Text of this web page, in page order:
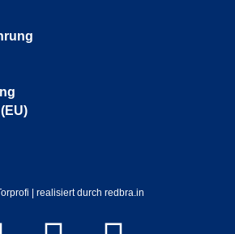
| realisiert durch redbra.in